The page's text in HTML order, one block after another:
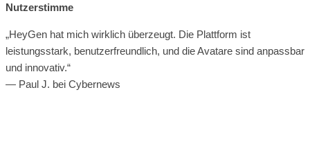
Nutzerstimme
„HeyGen hat mich wirklich überzeugt. Die Plattform ist
leistungsstark, benutzerfreundlich, und die Avatare sind anpassbar
und innovativ.“
— Paul J. bei Cybernews